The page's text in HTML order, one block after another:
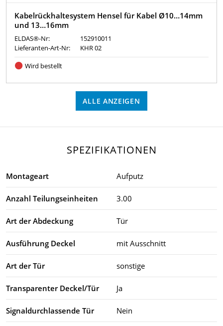
Kabelrückhaltesystem Hensel für Kabel Ø10…14mm
und 13…16mm
ELDAS®-Nr:
152910011
Lieferanten-Art-Nr:
KHR 02
Wird bestellt
ALLE ANZEIGEN
SPEZIFIKATIONEN
Montageart Aufputz
Anzahl Teilungseinheiten 3.00
Art der Abdeckung Tür
Ausführung Deckel mit Ausschnitt
Art der Tür sonstige
Transparenter Deckel/Tür Ja
Signaldurchlassende Tür Nein